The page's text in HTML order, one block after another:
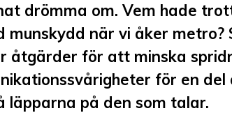
drömma om. Vem hade
munskydd när vi åker metro?
åtgärder för att minska
för en del
läpparna på den som talar.